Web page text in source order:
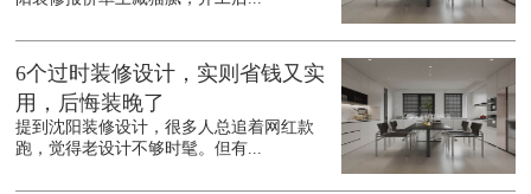
6个过时装修设计，实则省钱又实
用，后悔装晚了
提到沈阳装修设计，很多人总追着网红款
跑，觉得老设计不够时髦。但有...